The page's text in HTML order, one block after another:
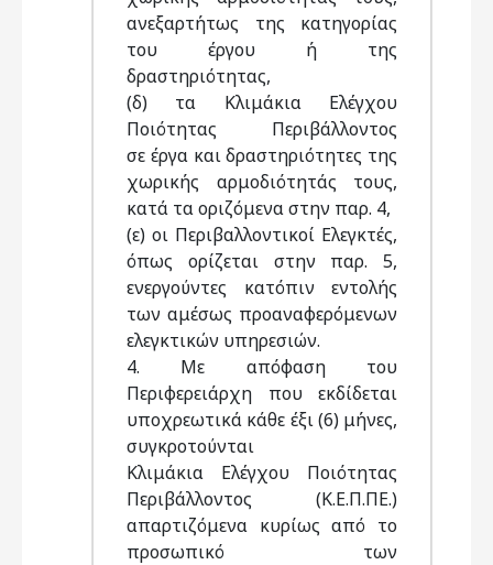
ανεξαρτήτως της κατηγορίας
του έργου ή της
δραστηριότητας,
(δ) τα Κλιμάκια Ελέγχου
Ποιότητας Περιβάλλοντος
σε έργα και δραστηριότητες της
χωρικής αρμοδιότητάς τους,
κατά τα οριζόμενα στην παρ. 4,
(ε) οι Περιβαλλοντικοί Ελεγκτές,
όπως ορίζεται στην παρ. 5,
ενεργούντες κατόπιν εντολής
των αμέσως προαναφερόμενων
ελεγκτικών υπηρεσιών.
4. Με απόφαση του
Περιφερειάρχη που εκδίδεται
υποχρεωτικά κάθε έξι (6) μήνες,
συγκροτούνται
Κλιμάκια Ελέγχου Ποιότητας
Περιβάλλοντος (Κ.Ε.Π.ΠΕ.)
απαρτιζόμενα κυρίως από το
προσωπικό των